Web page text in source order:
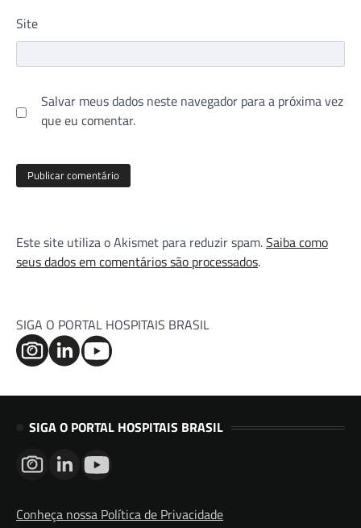
Site
Salvar meus dados neste navegador para a próxima vez
que eu comentar.
Este site utiliza o Akismet para reduzir spam.Saiba como
seus dados em comentários são processados.
SIGA O PORTAL HOSPITAIS BRASIL
SIGA O PORTAL HOSPITAIS BRASIL
Conheça nossa Política de Privacidade